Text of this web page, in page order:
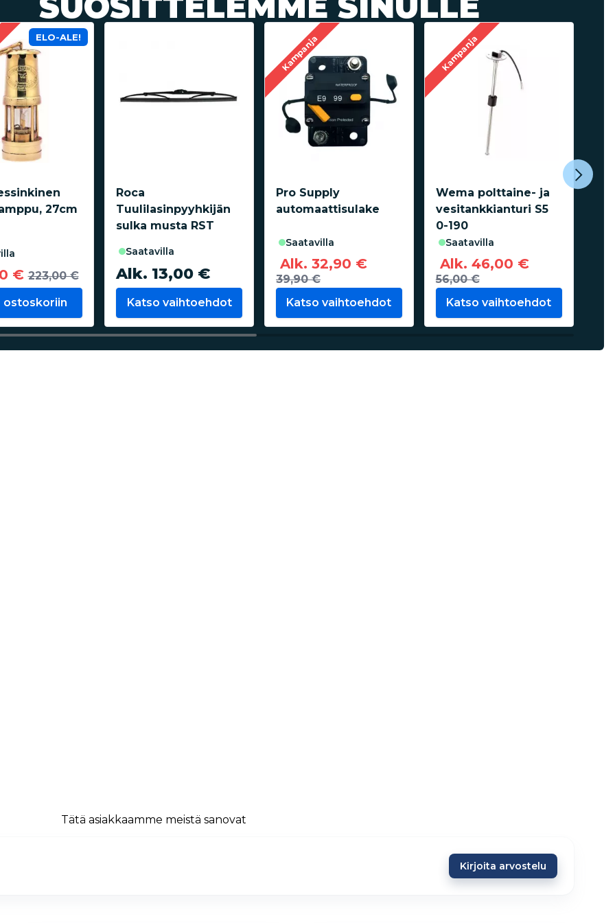
ELO-ALE!
27cm
€ 223,00 €
ostoskoriin
Roca
Tuulilasinpyyhkijän
sulka musta RST
saatavilla
Alk. 13,00 €
Katso vaihtoehdot
Kampanja
Pro Supply
automaattisulake
saatavilla
Alk. 32,90 €
39,90 €
Katso vaihtoehdot
Kampanja
Wema polttaine- ja
vesitankkianturi S5
0-190
saatavilla
Alk. 46,00 €
56,00 €
Katso vaihtoehdot
Tätä asiakkaamme meistä sanovat
Kirjoita arvostelu